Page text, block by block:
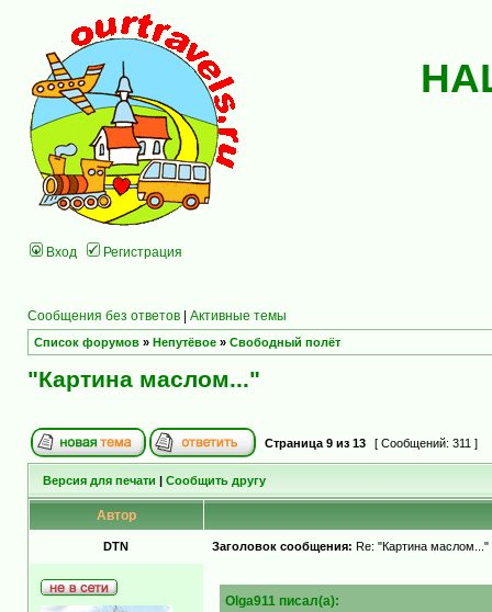
Вход Регистрация
Сообщения без ответов | Активные темы
Список форумов » Непутёвое » Свободный полёт
"Картина маслом..."
Страница 9 из 13 [ Сообщений: 311 ]
Версия для печати | Сообщить другу
Автор
DTN Заголовок сообщения: Re: "Картина маслом..."
Olga911 писал(а):